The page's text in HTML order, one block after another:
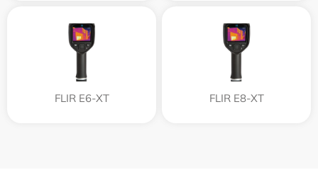
FLIR E6-XT FLIR E8-XT